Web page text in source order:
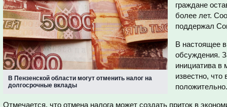
В Пензенской области могут отменить налог на
долгосрочные вклады
граждане
более лет.
поддержал
В настоящее
обсуждения.
инициатива в
известно, что
положительно.
Отмечается, что отмена налога может создать приток в